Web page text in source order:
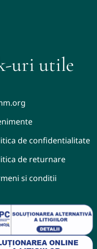
uri utile
de confidentialitate
de returnare
si conditii